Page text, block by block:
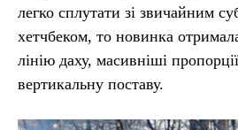
легко сплутати зі звичайним
хетчбеком, то новинка
лінію даху, масивніші
вертикальну поставу.